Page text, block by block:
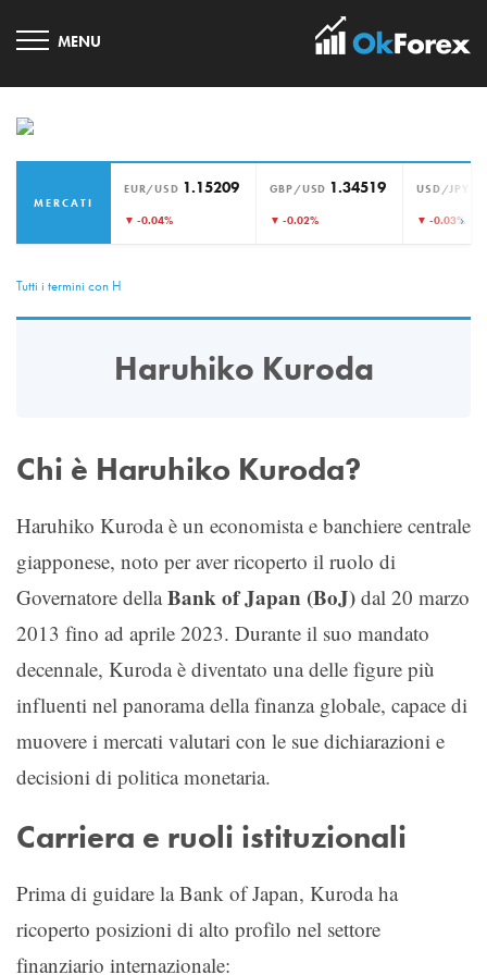
MERCATI
EUR/USD 1.15209
▼ -0.04%
GBP/USD 1.34519
▼ -0.02%
USD/JPY
▼ -0.03%
›
Tutti i termini con H
Haruhiko Kuroda
Chi è Haruhiko Kuroda?
Haruhiko Kuroda è un economista e banchiere centrale
giapponese, noto per aver ricoperto il ruolo di
Governatore dellaBank of Japan (BoJ) dal 20 marzo
2013 fino ad aprile 2023. Durante il suo mandato
decennale, Kuroda è diventato una delle figure più
influenti nel panorama della finanza globale, capace di
muovere i mercati valutari con le sue dichiarazioni e
decisioni di politica monetaria.
Carriera e ruoli istituzionali
Prima di guidare la Bank of Japan, Kuroda ha
ricoperto posizioni di alto profilo nel settore
finanziario internazionale: